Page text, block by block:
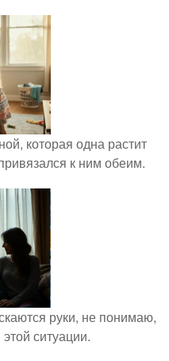
которая одна растит
к ним обеим.
руки, не понимаю,
ситуации.